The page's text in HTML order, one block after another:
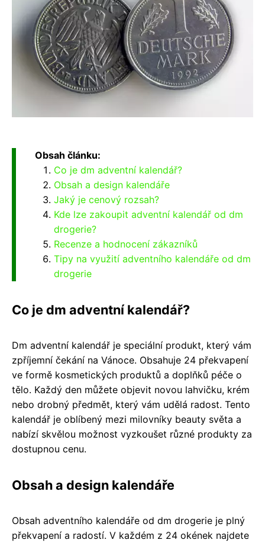
Obsah článku:
Co je dm adventní kalendář?
Obsah a design kalendáře
Jaký je cenový rozsah?
Kde lze zakoupit adventní kalendář od dm
drogerie?
Recenze a hodnocení zákazníků
Tipy na využití adventního kalendáře od dm
drogerie
Co je dm adventní kalendář?
Dm adventní kalendář je speciální produkt, který vám
zpříjemní čekání na Vánoce. Obsahuje 24 překvapení
ve formě kosmetických produktů a doplňků péče o
tělo. Každý den můžete objevit novou lahvičku, krém
nebo drobný předmět, který vám udělá radost. Tento
kalendář je oblíbený mezi milovníky beauty světa a
nabízí skvělou možnost vyzkoušet různé produkty za
dostupnou cenu.
Obsah a design kalendáře
Obsah adventního kalendáře od dm drogerie je plný
překvapení a radostí. V každém z 24 okének najdete